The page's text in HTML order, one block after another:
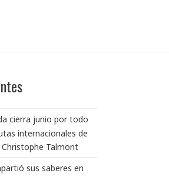
cierra junio por todo
internacionales de
Christophe Talmont
sus saberes en